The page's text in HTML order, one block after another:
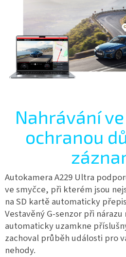
Nahrávání
ochranou
Autokamera A229 Ultra
ve smyčce, při kterém jsou
na SD kartě automaticky
Vestavěný G-senzor při
automaticky uzamkne
zachoval průběh události pro
nehody.